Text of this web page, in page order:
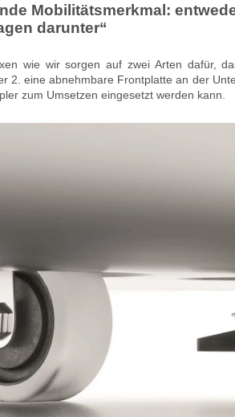
Mobilitätsmerkmal:
darunter“
wie wir sorgen auf zwei Arten dafür,
2. eine abnehmbare Frontplatte an der
zum Umsetzen eingesetzt werden kann.